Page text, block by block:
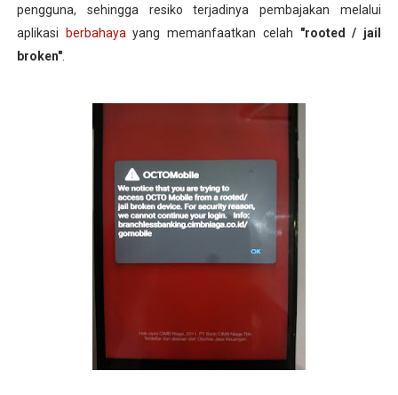
pengguna, sehingga resiko terjadinya pembajakan melalui
aplikasi
berbahaya yang memanfaatkan celah "rooted / jail
broken".